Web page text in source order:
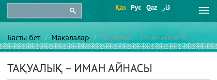
Қаз Рус Qaz قاز
Басты бет Мақалалар ТАҚУАЛЫҚ – ИМАН АЙНАСЫ
ТАҚУАЛЫҚ – ИМАН АЙНАСЫ